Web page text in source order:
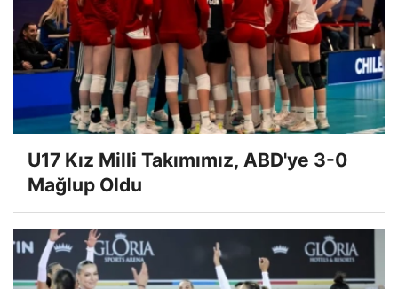
U17 Kız Milli Takımımız, ABD'ye 3-0
Mağlup Oldu